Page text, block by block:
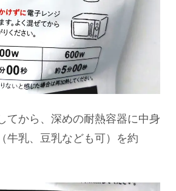
から、深めの耐熱容器に中身
牛乳、豆乳なども可）を約